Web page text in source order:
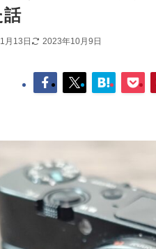
話
月13日 2023年10月9日